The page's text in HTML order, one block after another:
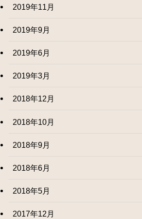
2019年11月
2019年9月
2019年6月
2019年3月
2018年12月
2018年10月
2018年9月
2018年6月
2018年5月
2017年12月